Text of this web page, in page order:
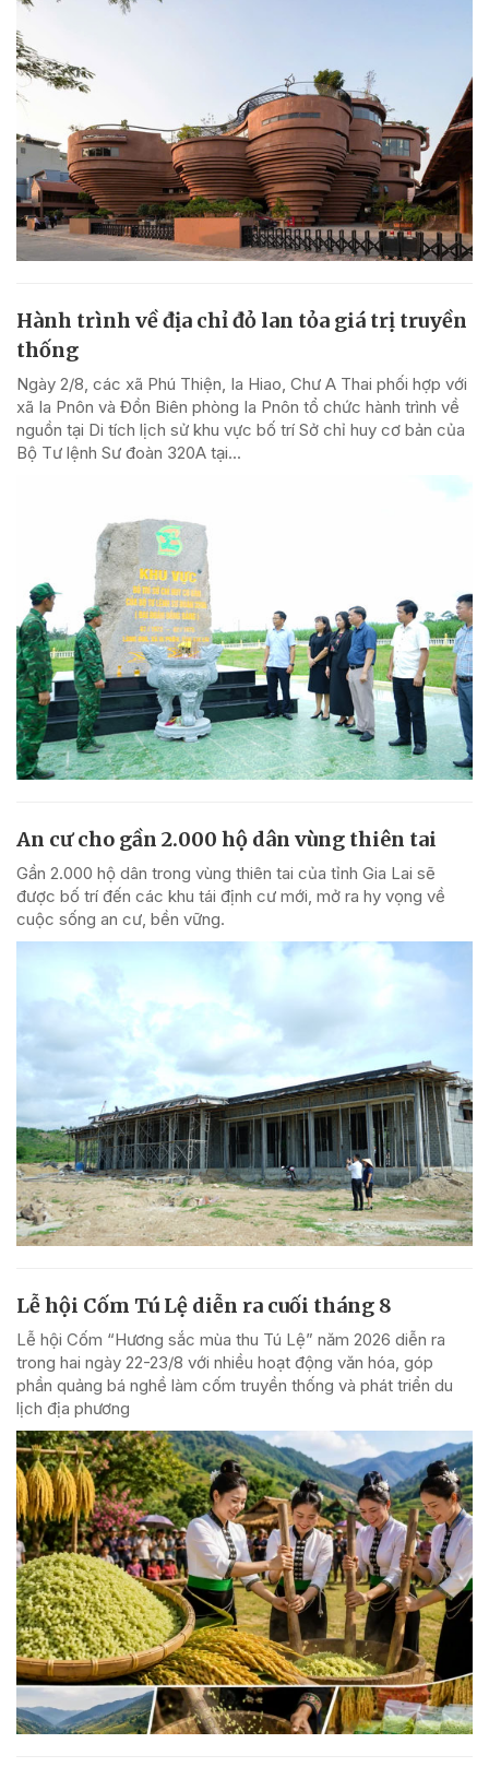
Hành trình về địa chỉ đỏ lan tỏa giá trị truyền
thống
Ngày 2/8, các xã Phú Thiện, Ia Hiao, Chư A Thai phối hợp với
xã Ia Pnôn và Đồn Biên phòng Ia Pnôn tổ chức hành trình về
nguồn tại Di tích lịch sử khu vực bố trí Sở chỉ huy cơ bản của
Bộ Tư lệnh Sư đoàn 320A tại...
An cư cho gần 2.000 hộ dân vùng thiên tai
Gần 2.000 hộ dân trong vùng thiên tai của tỉnh Gia Lai sẽ
được bố trí đến các khu tái định cư mới, mở ra hy vọng về
cuộc sống an cư, bền vững.
Lễ hội Cốm Tú Lệ diễn ra cuối tháng 8
Lễ hội Cốm “Hương sắc mùa thu Tú Lệ” năm 2026 diễn ra
trong hai ngày 22-23/8 với nhiều hoạt động văn hóa, góp
phần quảng bá nghề làm cốm truyền thống và phát triển du
lịch địa phương